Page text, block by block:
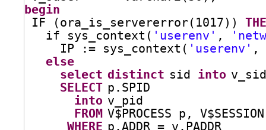
begin
IF (ora_is_servererror(1017))
if sys_context( 'userenv' ,
IP := sys_context( 'userenv' ,
else
select distinct sid into
SELECT p.SPID
into v_pid
FROM V$PROCESS p,
WHERE p.ADDR = v.PADDR